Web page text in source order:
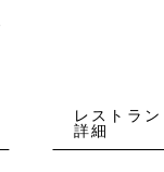
レストラン
詳細